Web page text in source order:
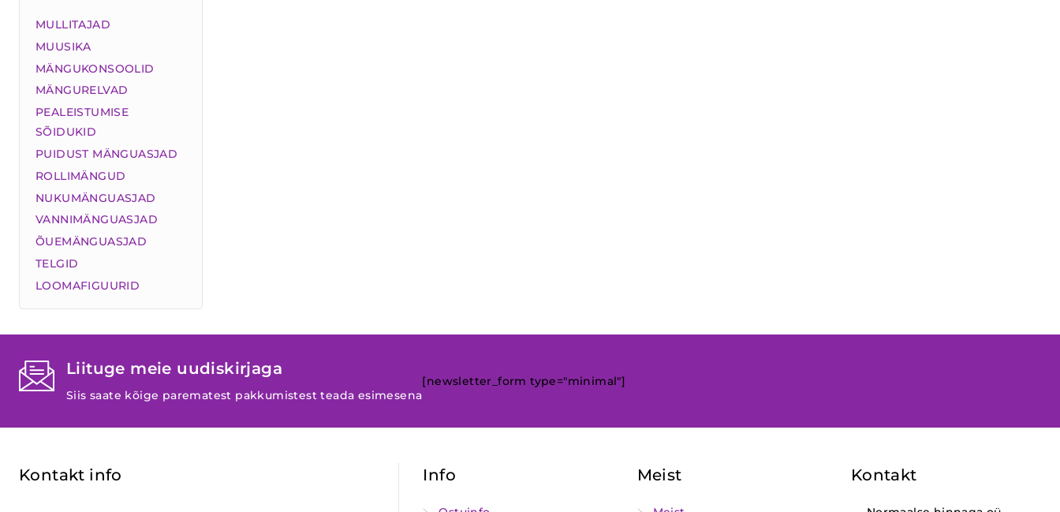
MULLITAJAD
MUUSIKA
MÄNGUKONSOOLID
MÄNGURELVAD
PEALEISTUMISE
SÕIDUKID
PUIDUST MÄNGUASJAD
ROLLIMÄNGUD
NUKUMÄNGUASJAD
VANNIMÄNGUASJAD
ÕUEMÄNGUASJAD
TELGID
LOOMAFIGUURID
Liituge meie uudiskirjaga
Siis saate kõige parematest pakkumistest teada esimesena
[newsletter_form type="minimal"]
Kontakt info Info Meist Kontakt